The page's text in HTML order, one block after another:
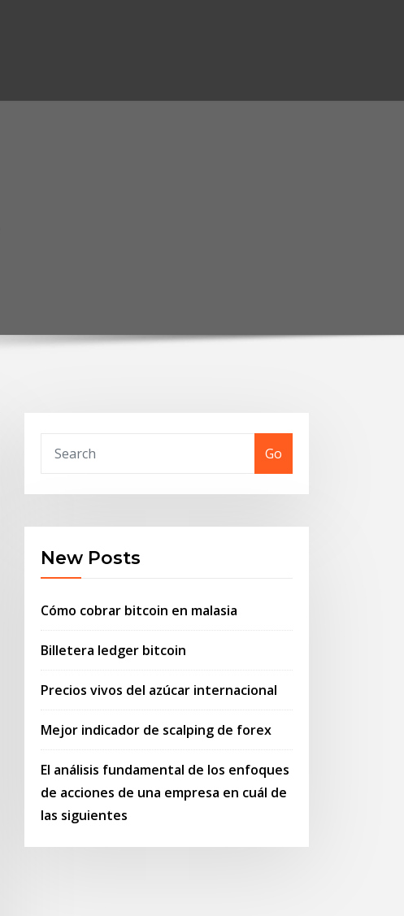
Go
New Posts
Cómo cobrar bitcoin en malasia
Billetera ledger bitcoin
Precios vivos del azúcar internacional
Mejor indicador de scalping de forex
El análisis fundamental de los enfoques
de acciones de una empresa en cuál de
las siguientes